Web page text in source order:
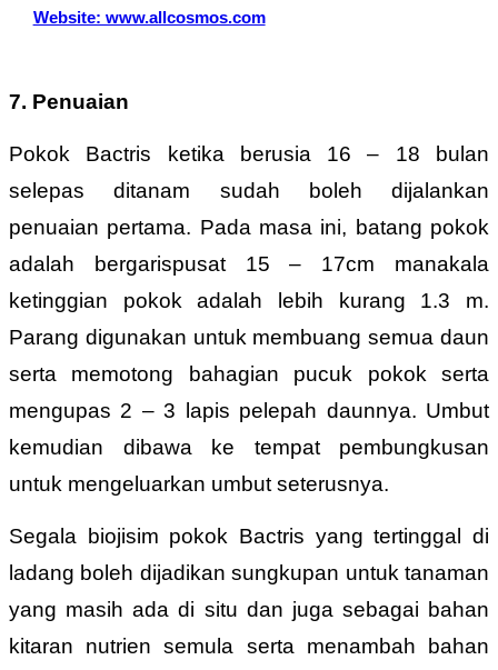
Website: www.allcosmos.com
7. Penuaian
Pokok Bactris ketika berusia 16 – 18 bulan
selepas ditanam sudah boleh dijalankan
penuaian pertama. Pada masa ini, batang pokok
adalah bergarispusat 15 – 17cm manakala
ketinggian pokok adalah lebih kurang 1.3 m.
Parang digunakan untuk membuang semua daun
serta memotong bahagian pucuk pokok serta
mengupas 2 – 3 lapis pelepah daunnya. Umbut
kemudian dibawa ke tempat pembungkusan
untuk mengeluarkan umbut seterusnya.
Segala biojisim pokok Bactris yang tertinggal di
ladang boleh dijadikan sungkupan untuk tanaman
yang masih ada di situ dan juga sebagai bahan
kitaran nutrien semula serta menambah bahan